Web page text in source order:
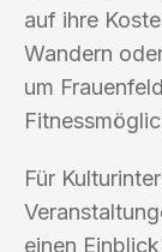
auf ihre
Wandern
um
Für
einen